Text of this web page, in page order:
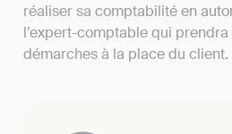
réaliser sa comptabilité en
l’expert-comptable qui
démarches à la place du client.